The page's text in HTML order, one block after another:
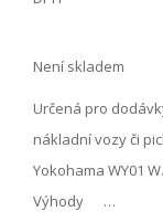
Není skladem
Určená pro
nákladní vozy či
Yokohama WY01
Výhody …